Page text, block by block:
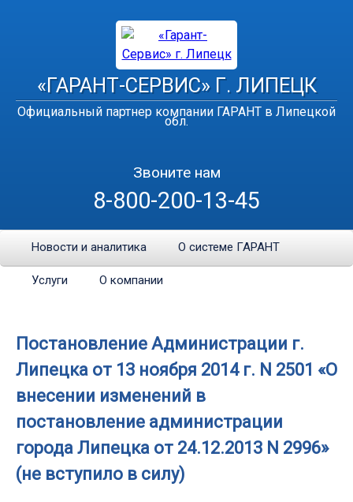
«ГАРАНТ-СЕРВИС» Г. ЛИПЕЦК
Официальный партнер компании ГАРАНТ в Липецкой
обл.
Звоните нам
8-800-200-13-45
Новости и аналитика О системе ГАРАНТ
Услуги О компании
Постановление Администрации г.
Липецка от 13 ноября 2014 г. N 2501 «О
внесении изменений в
постановление администрации
города Липецка от 24.12.2013 N 2996»
(не вступило в силу)